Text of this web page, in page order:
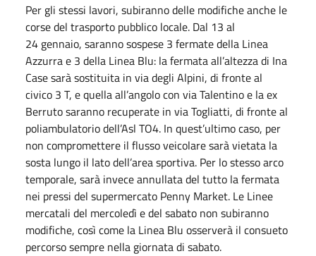
Per gli stessi lavori, subiranno delle modifiche anche le
corse del trasporto pubblico locale. Dal 13 al
24 gennaio, saranno sospese 3 fermate della Linea
Azzurra e 3 della Linea Blu: la fermata all’altezza di Ina
Case sarà sostituita in via degli Alpini, di fronte al
civico 3 T, e quella all’angolo con via Talentino e la ex
Berruto saranno recuperate in via Togliatti, di fronte al
poliambulatorio dell’Asl TO4. In quest’ultimo caso, per
non compromettere il flusso veicolare sarà vietata la
sosta lungo il lato dell’area sportiva. Per lo stesso arco
temporale, sarà invece annullata del tutto la fermata
nei pressi del supermercato Penny Market. Le Linee
mercatali del mercoledì e del sabato non subiranno
modifiche, così come la Linea Blu osserverà il consueto
percorso sempre nella giornata di sabato.